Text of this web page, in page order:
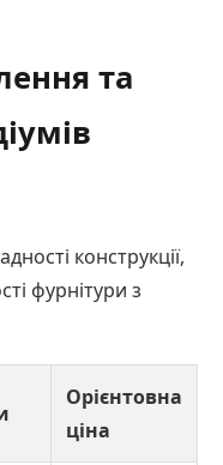
та
конструкції,
фурнітури з
Орієнтовна
ціна